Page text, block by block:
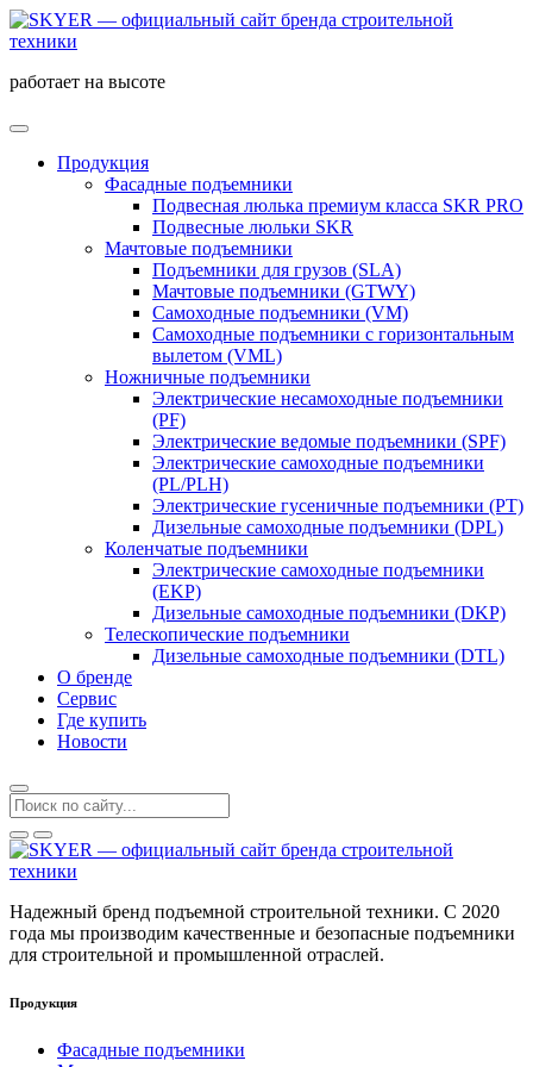
работает на высоте
Продукция
Фасадные подъемники
Подвесная люлька премиум класса SKR PRO
Подвесные люльки SKR
Мачтовые подъемники
Подъемники для грузов (SLA)
Мачтовые подъемники (GTWY)
Самоходные подъемники (VM)
Самоходные подъемники c горизонтальным
вылетом (VML)
Ножничные подъемники
Электрические несамоходные подъемники
(PF)
Электрические ведомые подъемники (SPF)
Электрические самоходные подъемники
(PL/PLH)
Электрические гусеничные подъемники (PT)
Дизельные самоходные подъемники (DPL)
Коленчатые подъемники
Электрические самоходные подъемники
(EKP)
Дизельные самоходные подъемники (DKP)
Телескопические подъемники
Дизельные самоходные подъемники (DTL)
О бренде
Сервис
Где купить
Новости
Надежный бренд подъемной строительной техники. С 2020
года мы производим качественные и безопасные подъемники
для строительной и промышленной отраслей.
Продукция
Фасадные подъемники